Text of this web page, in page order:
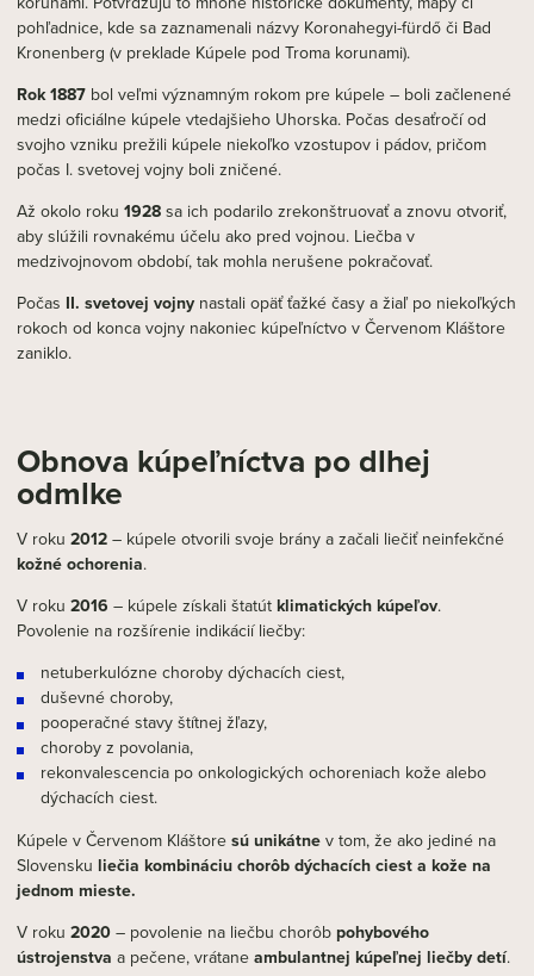
pohľadnice, kde sa zaznamenali názvy Koronahegyi-fürdő či Bad
Kronenberg (v preklade Kúpele pod Troma korunami).
Rok 1887 bol veľmi významným rokom pre kúpele – boli začlenené
medzi oficiálne kúpele vtedajšieho Uhorska. Počas desaťročí od
svojho vzniku prežili kúpele niekoľko vzostupov i pádov, pričom
počas I. svetovej vojny boli zničené.
Až okolo roku 1928 sa ich podarilo zrekonštruovať a znovu otvoriť,
aby slúžili rovnakému účelu ako pred vojnou. Liečba v
medzivojnovom období, tak mohla nerušene pokračovať.
Počas II. svetovej vojny nastali opäť ťažké časy a žiaľ po niekoľkých
rokoch od konca vojny nakoniec kúpeľníctvo v Červenom Kláštore
zaniklo.
Obnova kúpeľníctva po dlhej
odmlke
V roku 2012 – kúpele otvorili svoje brány a začali liečiť neinfekčné
kožné ochorenia.
V roku 2016 – kúpele získali štatút klimatických kúpeľov.
Povolenie na rozšírenie indikácií liečby:
netuberkulózne choroby dýchacích ciest,
duševné choroby,
pooperačné stavy štítnej žľazy,
choroby z povolania,
rekonvalescencia po onkologických ochoreniach kože alebo
dýchacích ciest.
Kúpele v Červenom Kláštore sú unikátne v tom, že ako jediné na
Slovensku liečia kombináciu chorôb dýchacích ciest a kože na
jednom mieste.
V roku 2020 – povolenie na liečbu chorôb pohybového
ústrojenstva a pečene, vrátane ambulantnej kúpeľnej liečby detí.